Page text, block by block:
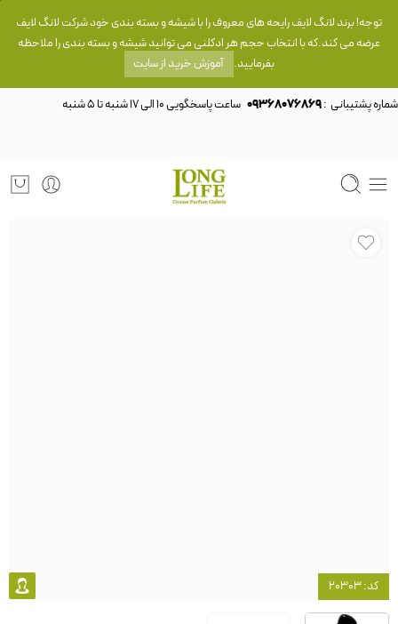
توجه! برند لانگ لایف رایحه های معروف را با شیشه و بسته بندی خود شرکت لانگ لایف
عرضه می کند.که با انتخاب حجم هر ادکلنی می توانید شیشه و بسته بندی را ملاحظه
بفرمایید. آموزش خرید از سایت
شماره پشتیبانی :09368076869
کد: 20303